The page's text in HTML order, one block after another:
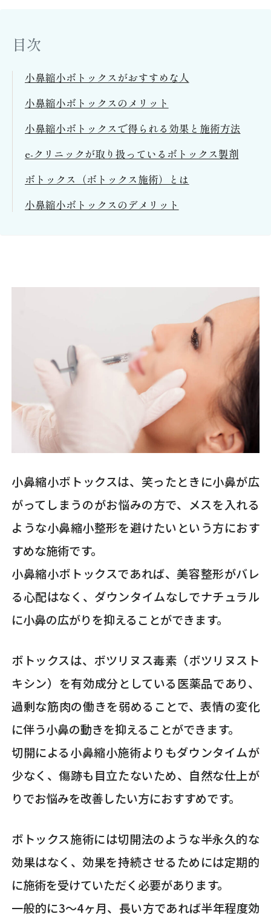
目次
小鼻縮小ボトックスがおすすめな人
小鼻縮小ボトックスのメリット
小鼻縮小ボトックスで得られる効果と施術方法
e-クリニックが取り扱っているボトックス製剤
ボトックス（ボトックス施術）とは
小鼻縮小ボトックスのデメリット
小鼻縮小ボトックスは、笑ったときに小鼻が広
がってしまうのがお悩みの方で、メスを入れる
ような小鼻縮小整形を避けたいという方におす
すめな施術です。
小鼻縮小ボトックスであれば、美容整形がバレ
る心配はなく、ダウンタイムなしでナチュラル
に小鼻の広がりを抑えることができます。
ボトックスは、ボツリヌス毒素（ボツリヌスト
キシン）を有効成分としている医薬品であり、
過剰な筋肉の働きを弱めることで、表情の変化
に伴う小鼻の動きを抑えることができます。
切開による小鼻縮小施術よりもダウンタイムが
少なく、傷跡も目立たないため、自然な仕上が
りでお悩みを改善したい方におすすめです。
ボトックス施術には切開法のような半永久的な
効果はなく、効果を持続させるためには定期的
に施術を受けていただく必要があります。
一般的に3〜4ヶ月、長い方であれば半年程度効